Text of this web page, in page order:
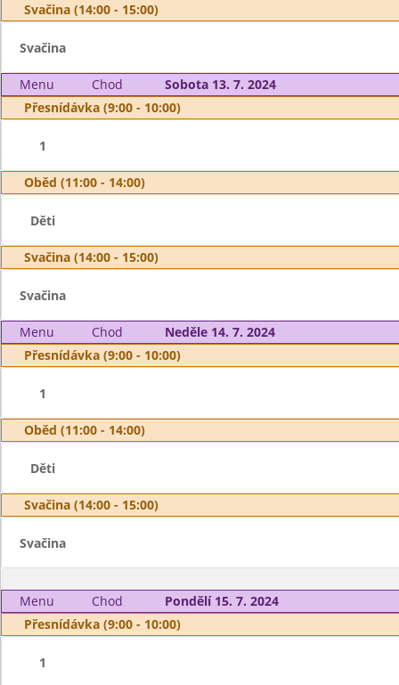
Svačina (14:00 - 15:00)
Svačina
Menu Chod
Sobota 13. 7. 2024
Přesnídávka (9:00 - 10:00)
1
Oběd (11:00 - 14:00)
Děti
Svačina (14:00 - 15:00)
Svačina
Menu Chod
Neděle 14. 7. 2024
Přesnídávka (9:00 - 10:00)
1
Oběd (11:00 - 14:00)
Děti
Svačina (14:00 - 15:00)
Svačina
Menu Chod
Pondělí 15. 7. 2024
Přesnídávka (9:00 - 10:00)
1